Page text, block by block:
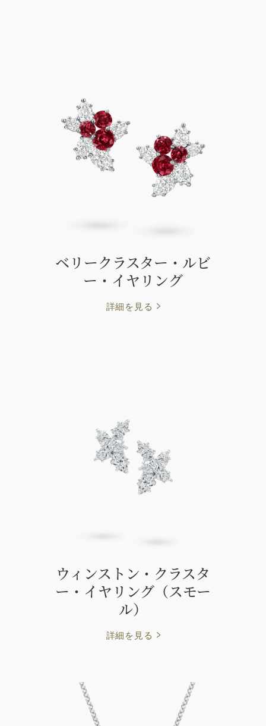
ベリークラスター・ルビ
ー・イヤリング
詳細を見る
ウィンストン・クラスタ
ー・イヤリング（スモー
ル）
詳細を見る